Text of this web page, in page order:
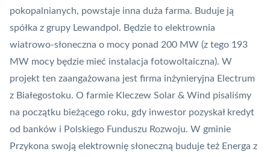
pokopalnianych, powstaje inna duża farma. Buduje ją
spółka z grupy Lewandpol. Będzie to elektrownia
wiatrowo-słoneczna o mocy ponad 200 MW (z tego 193
MW mocy będzie mieć instalacja fotowoltaiczna). W
projekt ten zaangażowana jest firma inżynieryjna Electrum
z Białegostoku. O farmie Kleczew Solar & Wind pisaliśmy
na początku bieżącego roku, gdy inwestor pozyskał kredyt
od banków i Polskiego Funduszu Rozwoju. W gminie
Przykona swoją elektrownię słoneczną buduje też Energa z